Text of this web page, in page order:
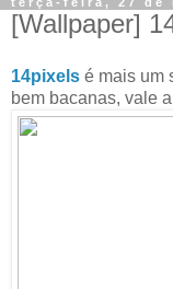
[Wallpaper]
14pixels é mais um
bem bacanas, vale